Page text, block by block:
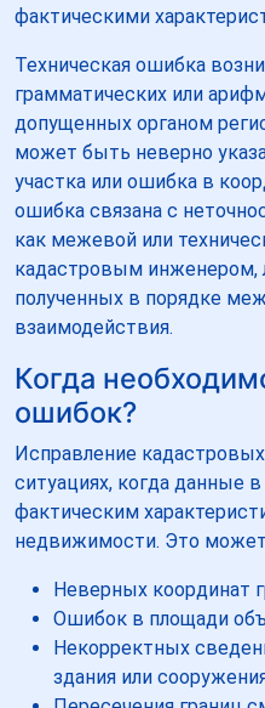
фактическими
Техническая ошибка
грамматических или
допущенных органом
может быть неверно
участка или ошибка в
ошибка связана с
как межевой или
кадастровым инженером,
полученных в порядке
взаимодействия.
Когда
ошибок?
Исправление
ситуациях, когда данные
фактическим
недвижимости. Это может
Неверных координат
Ошибок в площади
Некорректных
здания или